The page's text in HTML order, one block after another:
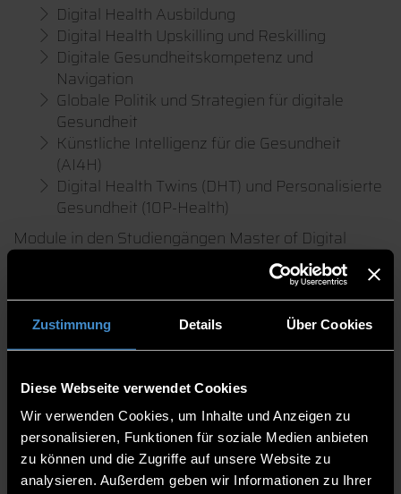
Zustimmung Details Über Cookies
Diese Webseite verwendet Cookies
Wir verwenden Cookies, um Inhalte und Anzeigen zu
personalisieren, Funktionen für soziale Medien anbieten
zu können und die Zugriffe auf unsere Website zu
analysieren. Außerdem geben wir Informationen zu Ihrer
Digital Health Ausbildung
Digital Health Upskilling und Reskilling
Digitale Gesundheitskompetenz und
Navigation
Globale Politik und Strategien für digitale
Gesundheit
Künstliche Intelligenz für die Gesundheit
(AI4H)
Digital Health Twins (DHT) und Personalisierte
Gesundheit (10P-Health)
Module in den Studiengängen Master of Digital
Health (MDH), Master of Global Public Health (GPH)
und Bachelor of Health Informatics (HI-B):
Grundlagen der digitalen Gesundheit
Digitale Kodiersysteme und Standards
Digitale Gesundheitsinformationssysteme
Digitales Gesundheitsmanagement
Digitale Gesundheitsanwendungen
Digitale Gesundheitsökonomie und -
management